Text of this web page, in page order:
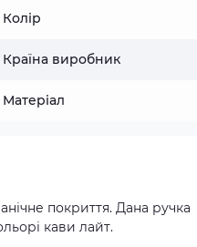
Колір
Країна виробник
Матеріал
покриття. Дана ручка
кави лайт.